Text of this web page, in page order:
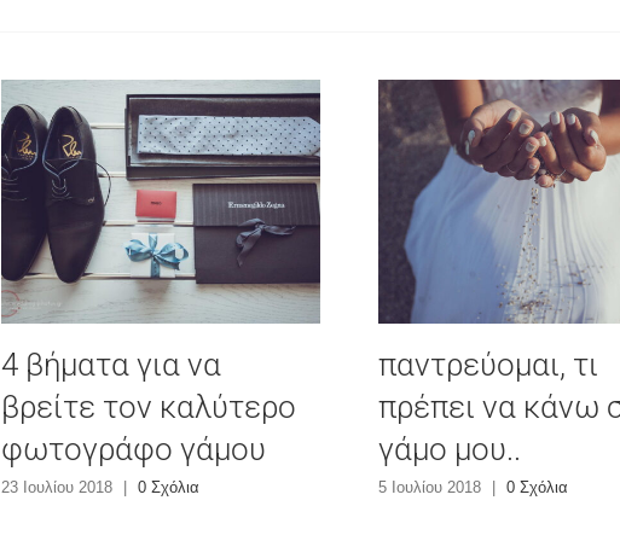
4 βήματα για να
βρείτε τον καλύτερο
φωτογράφο γάμου
23 Ιουλίου 2018 0 Σχόλια
παντρεύομαι, τι
πρέπει να κάνω
γάμο μου..
5 Ιουλίου 2018 0 Σχόλια